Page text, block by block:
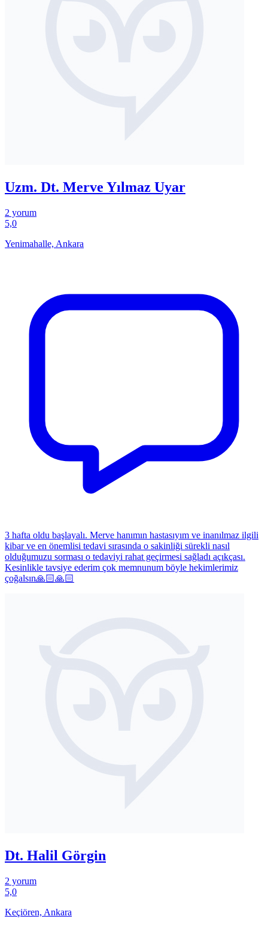
Uzm. Dt. Merve Yılmaz Uyar
2 yorum
5,0
Yenimahalle, Ankara
3 hafta oldu başlayalı. Merve hanımın hastasıyım ve inanılmaz ilgili
kibar ve en önemlisi tedavi sırasında o sakinliği sürekli nasıl
olduğumuzu sorması o tedaviyi rahat geçirmesi sağladı açıkçası.
Kesinlikle tavsiye ederim çok memnunum böyle hekimlerimiz
çoğalsın🙏🏻🙏🏻
Dt. Halil Görgin
2 yorum
5,0
Keçiören, Ankara